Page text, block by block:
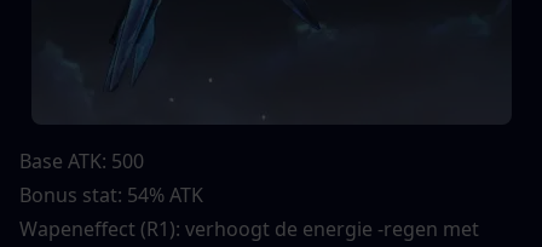
Base ATK: 500
Bonus stat: 54% ATK
Wapeneffect (R1): verhoogt de energie -regen met